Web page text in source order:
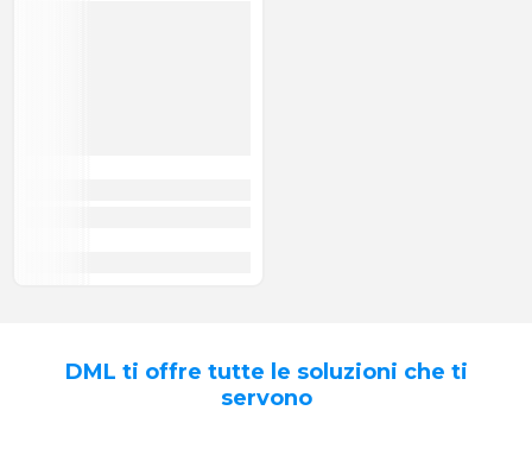
DML ti offre tutte le soluzioni che ti
servono